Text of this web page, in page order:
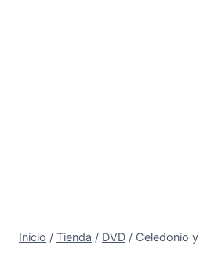
Inicio / Tienda / DVD / Celedonio